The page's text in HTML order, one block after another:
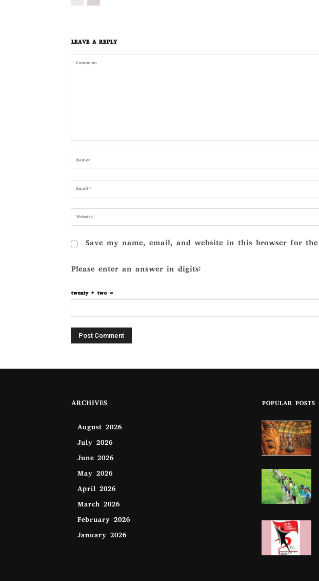
LEAVE A REPLY
Save my name, email, and website in this browser for
Please enter an answer in digits:
twenty + two =
ARCHIVES
August 2026
July 2026
June 2026
May 2026
April 2026
March 2026
February 2026
January 2026
POPULAR POSTS